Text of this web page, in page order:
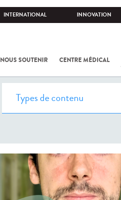
INTERNATIONAL INNOVATION
NOUS SOUTENIR CENTRE MÉDICAL